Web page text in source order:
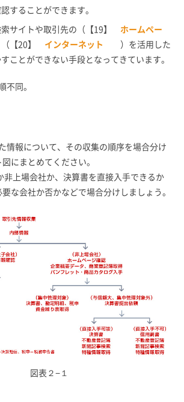
することができます。
サイトや取引先の（【19】
ホームペー
【20】 インターネット
）を活用した
ことができない手段となってきています。
不同。
情報について、その収集の順序を場合分け
にまとめてください。
非上場会社か、決算書を直接入手できるか
な会社か否かなどで場合分けしましょう。
図表２−１